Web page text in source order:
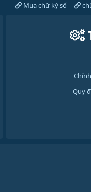
Mua chữ ký số
Quy